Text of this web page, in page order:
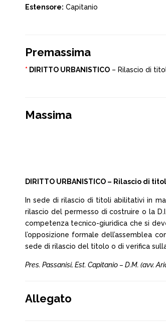
Estensore: Capitanio
Premassima
* DIRITTO URBANISTICO – Rilascio di
Massima
DIRITTO URBANISTICO – Rilascio di
In sede di rilascio di titoli abilitativi in
rilascio del permesso di costruire o la
competenza tecnico-giuridica che si
l’opposizione formale dell’assemblea
sede di rilascio del titolo o di verifica
Pres. Passanisi, Est. Capitanio – D.M. (avv.
Allegato